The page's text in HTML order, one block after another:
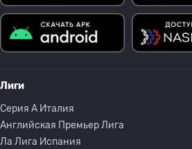
Лиги
Серия A Италия
Английская Премьер Лига
Ла Лига Испания